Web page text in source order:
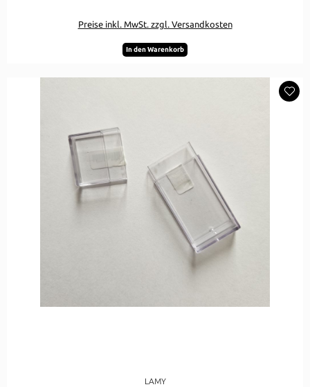
Preise inkl. MwSt. zzgl. Versandkosten
In den Warenkorb
LAMY